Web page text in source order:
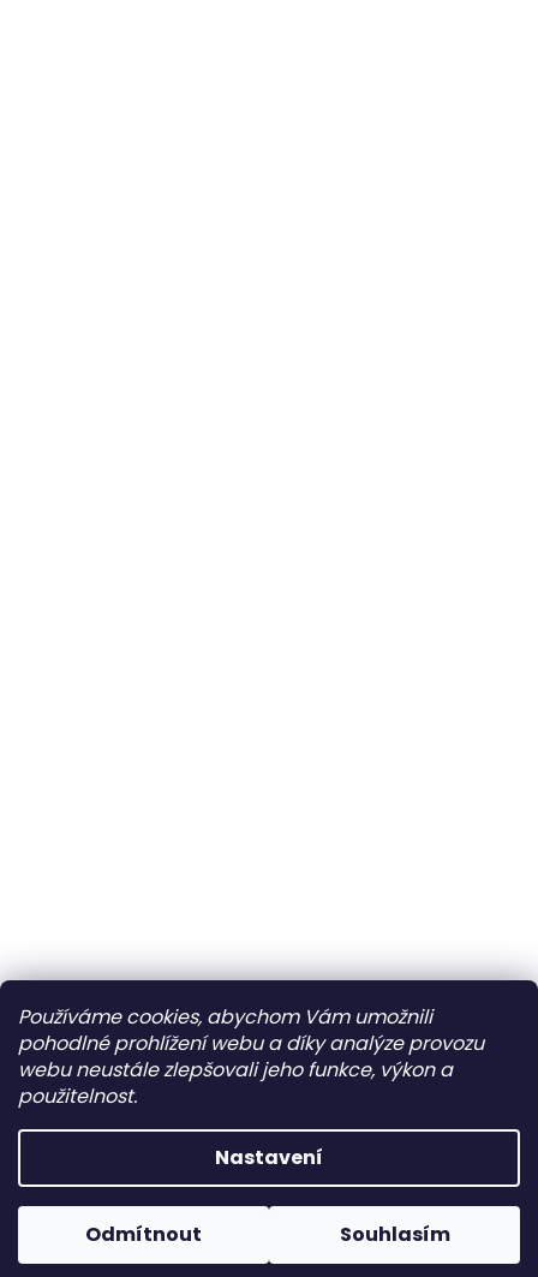
Používáme cookies, abychom Vám umožnili
pohodlné prohlížení webu a díky analýze provozu
webu neustále zlepšovali jeho funkce, výkon a
použitelnost.
Nastavení
Odmítnout Souhlasím
Slevové kódy nelze slučovat, lze použít na jednu